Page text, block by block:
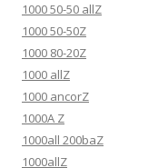
1000 50-50 allZ
1000 50-50Z
1000 80-20Z
1000 allZ
1000 ancorZ
1000A Z
1000all 200baZ
1000allZ